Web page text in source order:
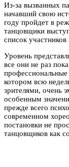
Из-за вызванных
начавший свою
году пройдет в
танцовщики
список участников
Уровень
все они не раз
котором всю
зрителями, очень
особенным
прежде всего
современном
постановки не
танцовщиков как